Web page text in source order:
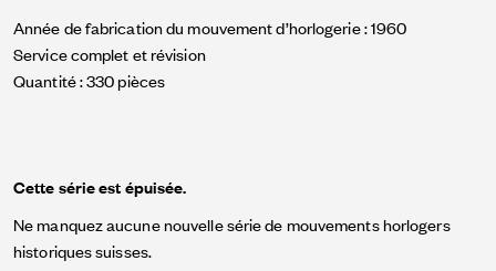
Année de fabrication du mouvement d’horlogerie : 1960
Service complet et révision
Quantité : 330 pièces
Cette série est épuisée.
Ne manquez aucune nouvelle série de mouvements horlogers
historiques suisses.